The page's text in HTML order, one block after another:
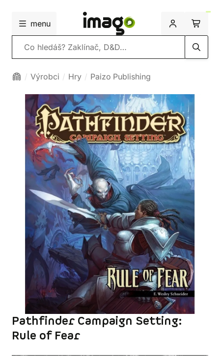
menu
Vyhledávání
Výrobci Hry Paizo Publishing
Pathfinder Campaign Setting:
Rule of Fear